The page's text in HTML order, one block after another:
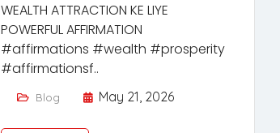
WEALTH ATTRACTION KE LIYE
POWERFUL AFFIRMATION
#affirmations #wealth #prosperity
#affirmationsf..
Blog May 21, 2026